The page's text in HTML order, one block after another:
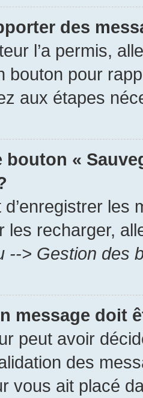
des
l’a permis,
bouton pour
aux étapes
bouton «
les recharger,
--> Gestion des
message doit
peut avoir
des
vous ait placé